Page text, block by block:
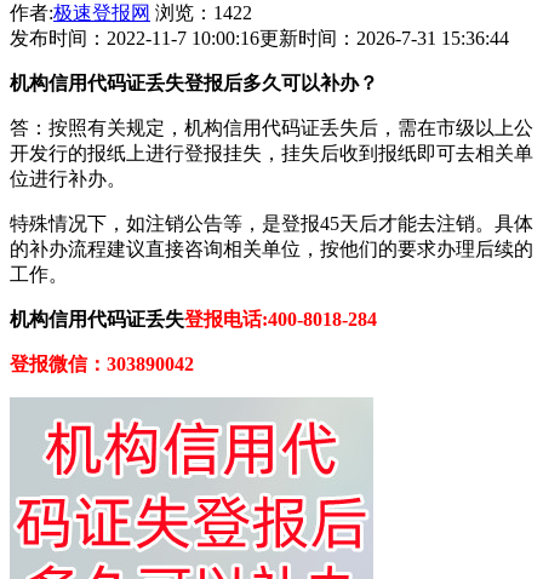
作者:极速登报网 浏览：1422
发布时间：2022-11-7 10:00:16更新时间：2026-7-31 15:36:44
机构信用代码证丢失登报后多久可以补办？
答：按照有关规定，机构信用代码证丢失后，需在市级以上公
开发行的报纸上进行登报挂失，挂失后收到报纸即可去相关单
位进行补办。
特殊情况下，如注销公告等，是登报45天后才能去注销。具体
的补办流程建议直接咨询相关单位，按他们的要求办理后续的
工作。
机构信用代码证丢失登报电话:400-8018-284
登报微信：303890042